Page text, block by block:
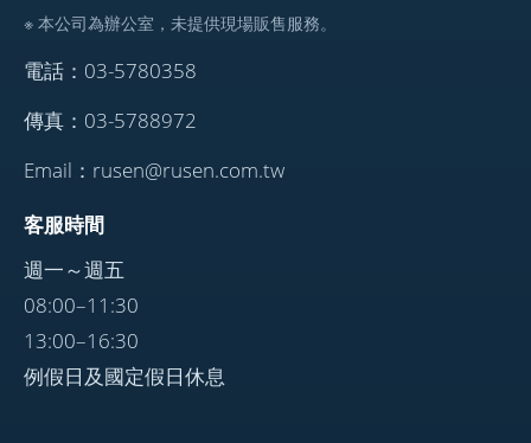
※ 本公司為辦公室，未提供現場販售服務。
電話：03-5780358
傳真：03-5788972
Email：rusen@rusen.com.tw
客服時間
週一～週五
08:00–11:30
13:00–16:30
例假日及國定假日休息